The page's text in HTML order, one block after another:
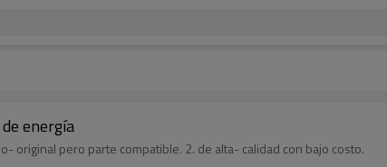
energía
original pero parte compatible. 2. de alta- calidad con bajo costo.